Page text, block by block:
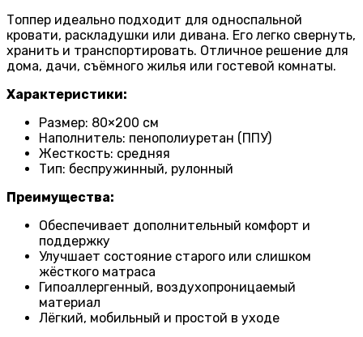
Топпер идеально подходит для односпальной
кровати, раскладушки или дивана. Его легко свернуть,
хранить и транспортировать. Отличное решение для
дома, дачи, съёмного жилья или гостевой комнаты.
Характеристики:
Размер: 80×200 см
Наполнитель: пенополиуретан (ППУ)
Жесткость: средняя
Тип: беспружинный, рулонный
Преимущества:
Обеспечивает дополнительный комфорт и
поддержку
Улучшает состояние старого или слишком
жёсткого матраса
Гипоаллергенный, воздухопроницаемый
материал
Лёгкий, мобильный и простой в уходе